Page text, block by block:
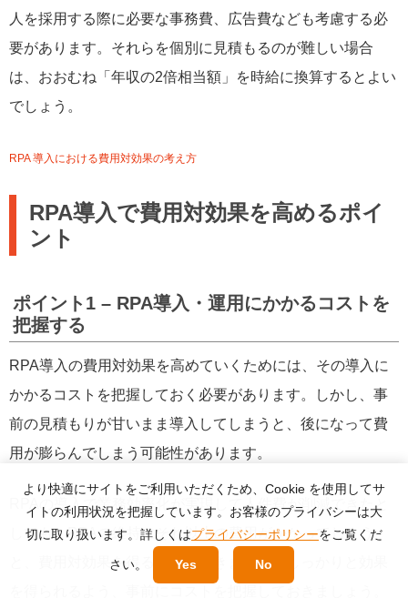
人を採用する際に必要な事務費、広告費なども考慮する必
要があります。それらを個別に見積もるのが難しい場合
は、おおむね「年収の2倍相当額」を時給に換算するとよい
でしょう。
RPA 導入における費用対効果の考え方
RPA導入で費用対効果を高めるポイ
ント
ポイント1 – RPA導入・運用にかかるコストを
把握する
RPA導入の費用対効果を高めていくためには、その導入に
かかるコストを把握しておく必要があります。しかし、事
前の見積もりが甘いまま導入してしまうと、後になって費
用が膨らんでしまう可能性があります。
RPAの導入で業務効率化が実現して人件費が削減できたと
しても、RPAの維持にそれ以上の費用がかかってしまう
と、費用対効果を得ることはできません。しっかりと効果
より快適にサイトをご利用いただくため、Cookie を使用してサ
イトの利用状況を把握しています。お客様のプライバシーは大
切に取り扱います。詳しくはプライバシーポリシーをご覧くだ
さい。 Yes No